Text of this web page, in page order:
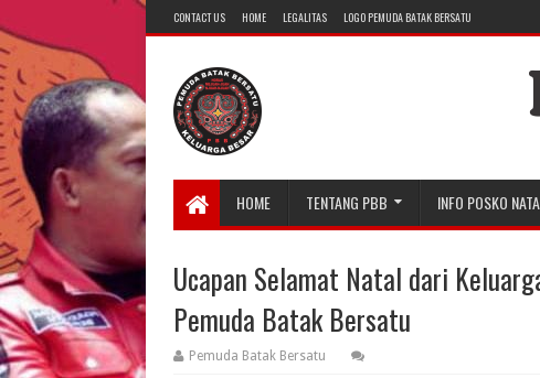
CONTACT US HOME LEGALITAS LOGO PEMUDA BATAK BERSATU
HOME TENTANG PBB INFO POSKO
Ucapan Selamat Natal dari
Pemuda Batak Bersatu
Pemuda Batak Bersatu